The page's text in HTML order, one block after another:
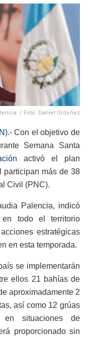
/ Foto: Daniel Ordoñez
).- Con el objetivo de
Semana Santa
activó el plan
participan más de 38
Civil (PNC).
Palencia, indicó
todo el territorio
estratégicas
en esta temporada.
se implementarán
ellos 21 bahías de
aproximadamente 2
así como 12 grúas
en situaciones de
proporcionado sin